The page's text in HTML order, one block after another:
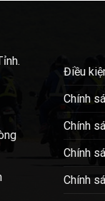
Điều
Chính
Chính
Chính
Chính